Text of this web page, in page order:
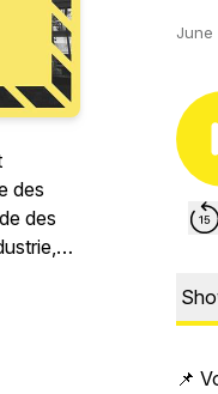
des
des
ou
June
📌